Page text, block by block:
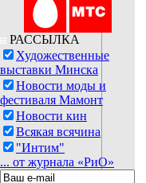
РАССЫЛКА
Художественные
выставки Минска
Новости моды и
фестиваля Мамонт
Новости кин
Всякая всячина
"Интим"
... от журнала «РиО»